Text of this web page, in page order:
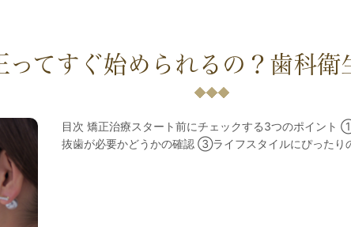
ってすぐ始められるの？歯科
目次 矯正治療スタート前にチェックする3つのポイン
抜歯が必要かどうかの確認 ③ライフスタイルにぴったり